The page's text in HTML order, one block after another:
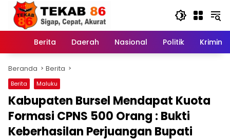
Langsung
konten
Home
Berita Daerah Nasional Politik Kriminal
Beranda Berita
Berita Maluku
Kabupaten Bursel Mendapat Kuota
Formasi CPNS 500 Orang : Bukti
Keberhasilan Perjuangan Bupati